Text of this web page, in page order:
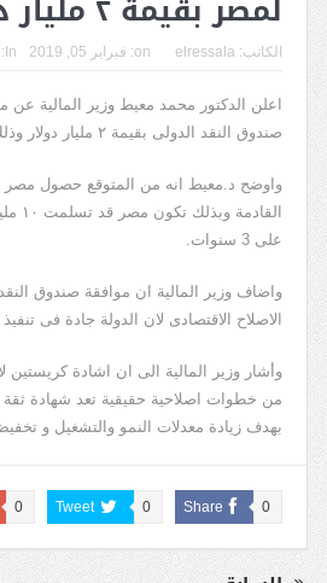
الكاتب: elressala
on: فبراير 05, 2019 In:
اعلن الدكتور محمد معيط وزير المالية
صندوق النقد الدولى بقيمة ٢ مليار دولار وذلك باجتماعات الصندوق والتى تم عقدها اليوم بالعاصمة واشنطن.
واوضح د.معيط انه من المتوقع حصول مصر
على 3 سنوات.
واضاف وزير المالية ان موافقة صندوق
الاصلاح الاقتصادى لان الدولة جادة فى
وأشار وزير المالية الى ان اشادة
من خطوات اصلاحية حقيقية تعد شهادة ثقة
بهدف زيادة معدلات النمو والتشغيل و
Share 0
Tweet 0
0